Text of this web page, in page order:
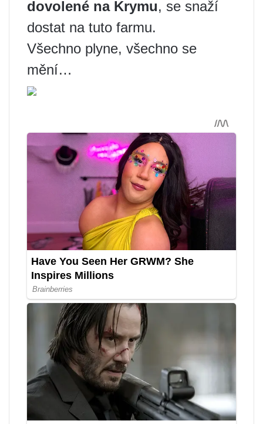
dovolené na Krymu, se snaží
dostat na tuto farmu.
Všechno plyne, všechno se
mění…